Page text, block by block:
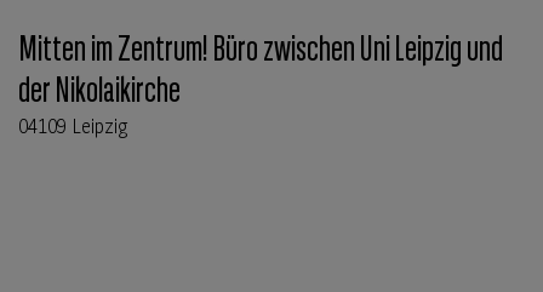
Mitten im Zentrum! Büro zwischen Uni Leipzig und
der Nikolaikirche
04109 Leipzig